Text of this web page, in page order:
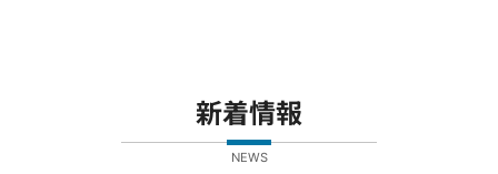
新着情報
NEWS